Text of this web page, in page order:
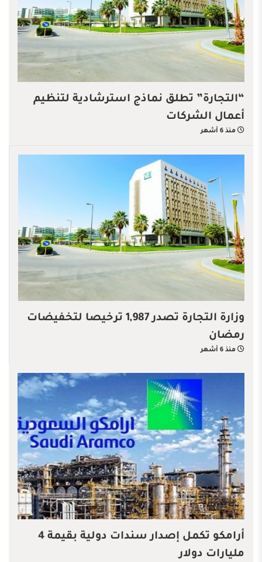
“التجارة” تطلق نماذج استرشادية لتنظيم
أعمال الشركات
منذ 6 أشهر
وزارة التجارة تصدر 1,987 ترخيصا لتخفيضات
رمضان
منذ 6 أشهر
أرامكو تكمل إصدار سندات دولية بقيمة 4
مليارات دولار